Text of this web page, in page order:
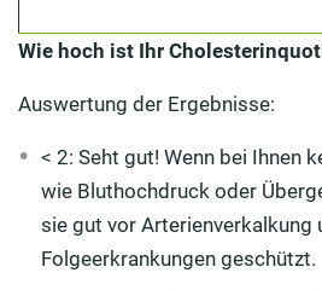
Wie hoch ist Ihr
Auswertung der Ergebnisse:
< 2: Seht gut! Wenn bei Ihnen
wie Bluthochdruck oder
sie gut vor Arterienverkalkung
Folgeerkrankungen geschützt.